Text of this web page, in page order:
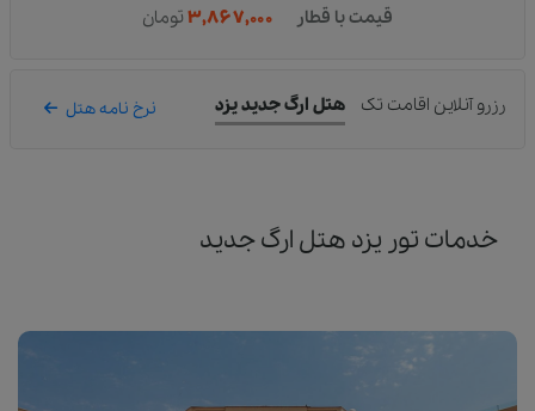
خدمات تور یزد هتل ارگ جدید
قیمت با قطار
۳,۸۶۷,۰۰۰ تومان
رزرو آنلاین اقامت تک هتل ارگ جدید یزد نرخ نامه هتل